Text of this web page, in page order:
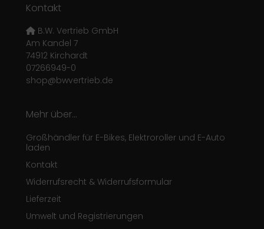
Kontakt
B.W. Vertrieb GmbH
Am Kandel 7
74912 Kirchardt
07266949-0
shop@bwvertrieb.de
Mehr über...
Großhändler für E-Bikes, Elektroroller und E-Auto
laden
Kontakt
Widerrufsrecht & Widerrufsformular
Lieferzeit
Umwelt und Registrierungen